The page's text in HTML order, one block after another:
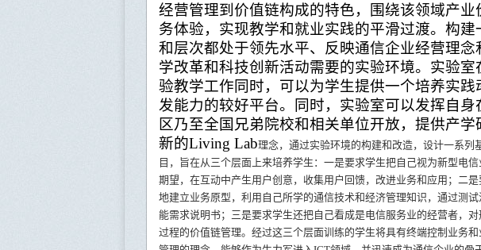
经营管理到价值链构成的特色，围绕该领域产
务体验，实现教学和就业实践的平滑过渡。构
和层次都处于领先水平、反映通信企业经营理
学改革和科技创新活动需要的实验环境。实验
验教学工作同时，可以为学生提供一个培养实
发能力的较好平台。同时，实验室可以发挥自
区乃至全国兄弟院校和相关单位开放，提供产
新的Living Lab理念，通过实验环境的构建和改造，设计一系
目，旨在从三个层面上来培养学生：一是要求学生把自己视为新型电
期望，在互动中产生用户创意，收集用户回馈，改进业务和应用；二
地建立业务原型，利用自己所学的通信技术和经济管理知识，通过测
能需求说明书；三是要求学生还把自己看成是电信服务业的经营者，
过程的价值链管理。经过这三个层面训练的学生将具有终端控制业务